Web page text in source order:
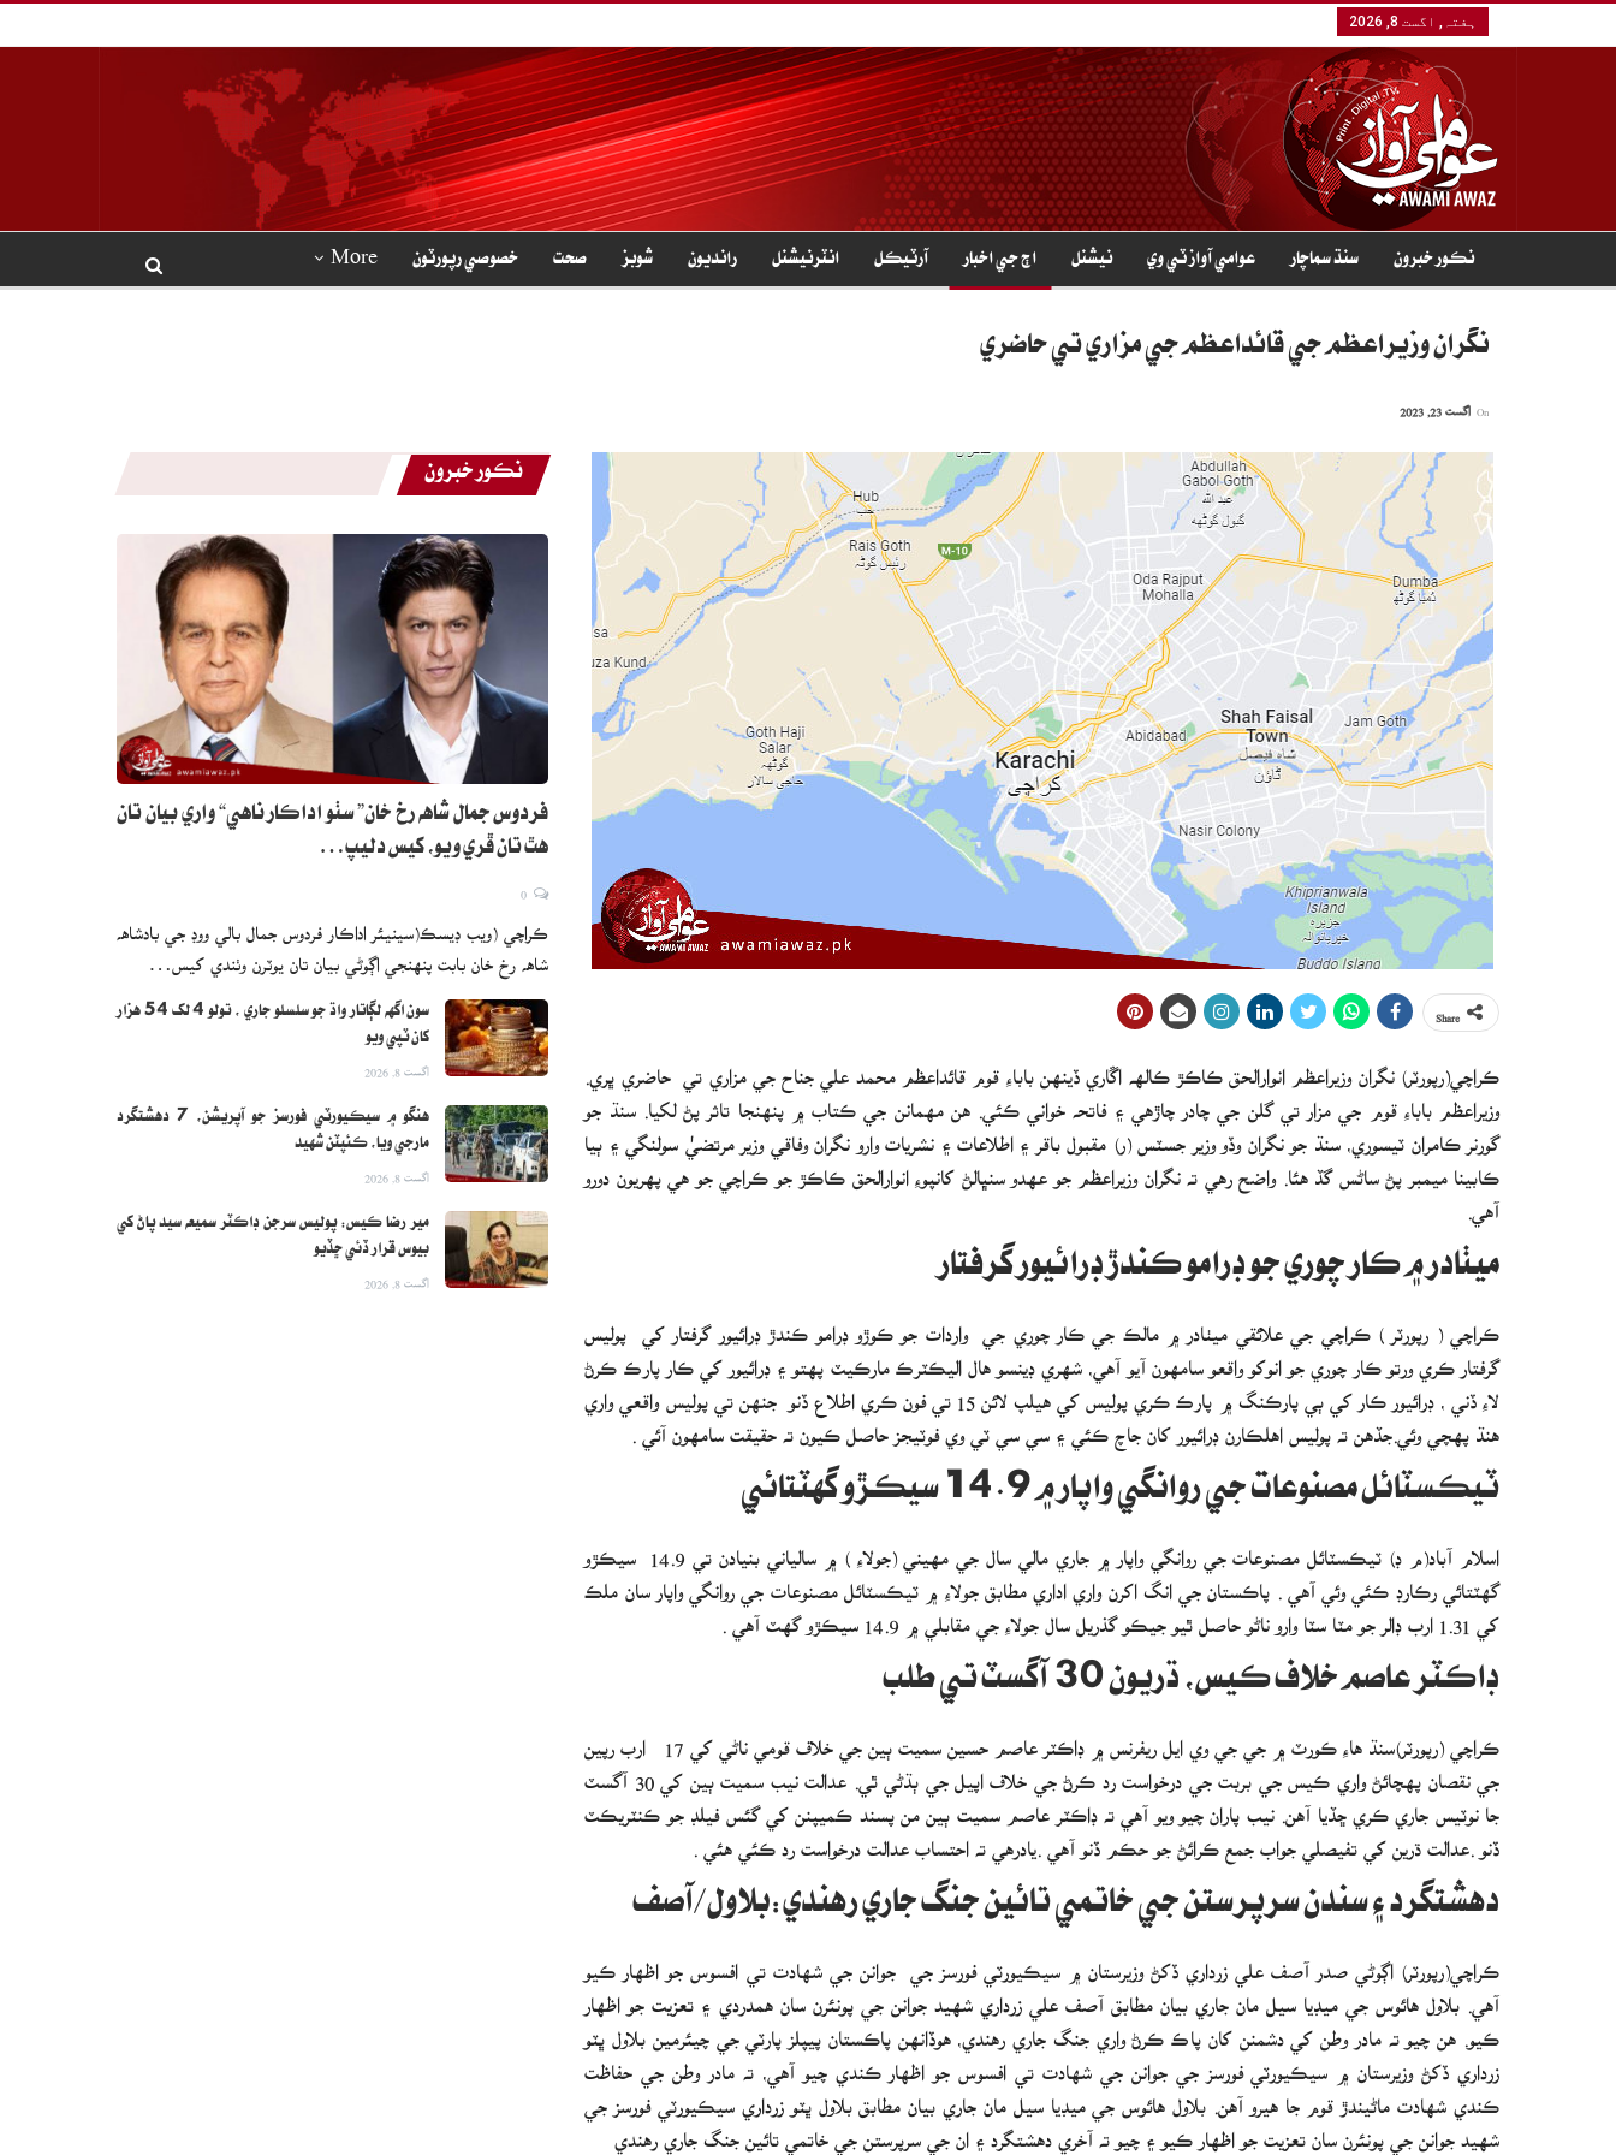
ہفتہ, اگست 8, 2026
نڪور خبرون سنڌ سماچار عوامي آواز ٽي وي نيشنل اڄ جي اخبار آرٽيڪل انٽرنيشنل رانديون شوبز صحت خصوصي رپورٽون More
نگران وزيراعظم جي قائداعظم جي مزاري تي حاضري
اگست 23, 2023
ڪراچي(رپورٽر) نگران وزيراعظم انوارالحق ڪاڪڙ ڪالهه اڱاري ڏينهن باباءِ قوم قائداعظم محمد علي جناح جي مزاري تي حاضري ڀري.
وزيراعظم باباءِ قوم جي مزار تي گلن جي چادر چاڙهي ۽ فاتحه خواني ڪئي. هن مهمانن جي ڪتاب ۾ پنهنجا تاثر پڻ لکيا. سنڌ جو
گورنر ڪامران ٽيسوري، سنڌ جو نگران وڏو وزير جسٽس (ر) مقبول باقر ۽ اطلاعات ۽ نشريات وارو نگران وفاقي وزير مرتضيٰ سولنگي ۽ ٻيا
ڪابينا ميمبر پڻ ساڻس گڏ هئا. واضح رهي ته نگران وزيراعظم جو عهدو سنڀالڻ کانپوءِ انوارالحق ڪاڪڙ جو ڪراچي جو هي پهريون دورو
آهي.
ميٺادر ۾ ڪار چوري جو ڊرامو ڪندڙ ڊرائيور گرفتار
ڪراچي ( رپورٽر ) ڪراچي جي علائقي ميٺادر ۾ مالڪ جي ڪار چوري جي واردات جو ڪوڙو ڊرامو ڪندڙ ڊرائيور گرفتار کي پوليس
گرفتار ڪري ورتو ڪار چوري جو انوکو واقعو سامهون آيو آهي، شهري ڊينسو هال اليڪٽرڪ مارڪيٽ پهتو ۽ ڊرائيور کي ڪار پارڪ ڪرڻ
لاءِ ڏني ، ڊرائيور ڪار کي ٻي پارڪنگ ۾ پارڪ ڪري پوليس کي هيلپ لائن 15 تي فون ڪري اطلاع ڏنو جنهن تي پوليس واقعي واري
هنڌ پهچي وئي.جڏهن ته پوليس اهلڪارن ڊرائيور کان جاچ ڪئي ۽ سي سي ٽي وي فوٽيجز حاصل ڪيون ته حقيقت سامهون آئي .
ٽيڪسٽائل مصنوعات جي روانگي واپار ۾ 14.9 سيڪڙو گهٽتائي
گهٽتائي رڪارڊ ڪئي وئي آهي . پاڪستان جي انگ اکرن واري اداري مطابق جولاءِ ۾ ٽيڪسٽائل مصنوعات جي روانگي واپار سان ملڪ
کي 1.31 ارب ڊالر جو مٽا سٽا وارو ناڻو حاصل ٿيو جيڪو گذريل سال جولاءِ جي مقابلي ۾ 14.9 سيڪڙو گهٽ آهي .
ڊاڪٽر عاصم خلاف ڪيس، ڌريون 30 آگسٽ تي طلب
ڪراچي (رپورٽر)سنڌ هاءِ ڪورٽ ۾ جي جي وي ايل ريفرنس ۾ ڊاڪٽر عاصم حسين سميت ٻين جي خلاف قومي ناڻي کي 17 ارب رپين
جي نقصان پهچائڻ واري ڪيس جي بربت جي درخواست رد ڪرڻ جي خلاف اپيل جي ٻڌڻي ٿي. عدالت نيب سميت ٻين کي 30 آگسٽ
جا نوٽيس جاري ڪري ڇڏيا آهن. نيب پاران چيو ويو آهي ته ڊاڪٽر عاصم سميت ٻين من پسند ڪميپنن کي گئس فيلڊ جو ڪنٽريڪٽ
ڏنو .عدالت ڌرين کي تفيصلي جواب جمع ڪرائڻ جو حڪم ڏنو آهي .يادرهي ته احتساب عدالت درخواست رد ڪئي هئي .
دهشتگرد ۽ سندن سرپرستن جي خاتمي تائين جنگ جاري رهندي:بلاول/آصف
ڪراچي(رپورٽر) اڳوڻي صدر آصف علي زرداري ڏکڻ وزيرستان ۾ سيڪيورٽي فورسز جي جوانن جي شهادت تي افسوس جو اظهار ڪيو
آهي. بلاول هائوس جي ميڊيا سيل مان جاري بيان مطابق آصف علي زرداري شهيد جوانن جي پونئرن سان همدردي ۽ تعزيت جو اظهار
ڪيو. هن چيو ته مادر وطن کي دشمنن کان پاڪ ڪرڻ واري جنگ جاري رهندي، هوڏانهن پاڪستان پيپلز پارٽي جي چيئرمين بلاول ڀٽو
زرداري ڏکڻ وزيرستان ۾ سيڪيورٽي فورسز جي جوانن جي شهادت تي افسوس جو اظهار ڪندي چيو آهي، ته مادر وطن جي حفاظت
ڪندي شهادت ماڻيندڙ قوم جا هيرو آهن. بلاول هائوس جي ميڊيا سيل مان جاري بيان مطابق بلاول ڀٽو زرداري سيڪيورٽي فورسز جي
شهيد جوانن جي پونئرن سان تعزيت جو اظهار ڪيو ۽ چيو ته آخري دهشتگرد ۽ ان جي سرپرستن جي خاتمي تائين جنگ جاري رهندي
نڪور خبرون
فردوس جمال شاهه رخ خان” سٺو اداڪار ناهي“ واري بيان تان
هٿ تان ڦري ويو، کيس دليپ…
ڪراچي (ويب ڊيسڪ(سينيئر اداڪار فردوس جمال بالي ووڊ جي بادشاهه
شاهه رخ خان بابت پنهنجي اڳوڻي بيان تان يوٽرن وٺندي کيس…
سون اگهه لڳاتار واڌ جو سلسلو جاري ، تولو 4 لک 54 هزار
کان ٽپي ويو
اگست 8, 2026
هنگو ۾ سيڪيورٽي فورسز جو آپريشن، 7 دهشتگرد
مارجي ويا، ڪئپٽن شهيد
اگست 8, 2026
مير رضا ڪيس: پوليس سرجن ڊاڪٽر سميعه سيد پاڻ کي
بيوس قرار ڏئي ڇڏيو
اگست 8, 2026